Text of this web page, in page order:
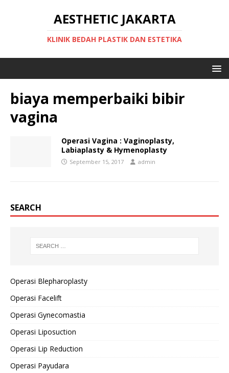
AESTHETIC JAKARTA
KLINIK BEDAH PLASTIK DAN ESTETIKA
biaya memperbaiki bibir
vagina
Operasi Vagina : Vaginoplasty,
Labiaplasty & Hymenoplasty
September 15, 2017 admin
SEARCH
Operasi Blepharoplasty
Operasi Facelift
Operasi Gynecomastia
Operasi Liposuction
Operasi Lip Reduction
Operasi Payudara